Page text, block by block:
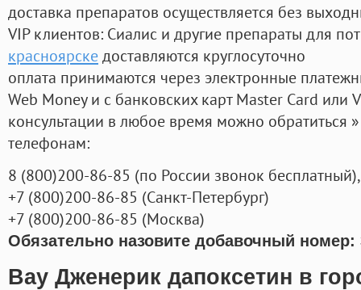
доставка препаратов осуществляется без
VIP клиентов: Сиалис и другие препараты для
красноярскедоставляются круглосуточно
оплата принимаются через электронные
Web Money и с банковских карт Master Card или
консультации в любое время можно обратиться
телефонам:
8 (800)200-86-85 (по России звонок бесплатный),
+7 (800)200-86-85 (Санкт-Петербург)
+7 (800)200-86-85 (Москва)
Обязательно назовите добавочный номер:
Bay Дженерик дапоксетин в